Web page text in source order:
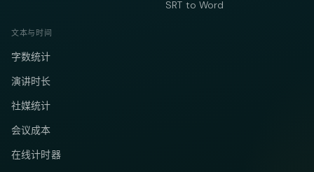
SRT to Word
文本与时间
字数统计
演讲时长
社媒统计
会议成本
在线计时器